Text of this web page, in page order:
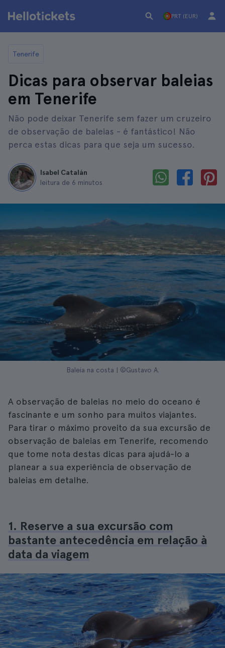
PRT (EUR)
Tenerife
Dicas para observar baleias
em Tenerife
Não pode deixar Tenerife sem fazer um cruzeiro
de observação de baleias - é fantástico! Não
perca estas dicas para que seja um sucesso.
Isabel Catalán
leitura de 6 minutos
Baleia na costa | ©Gustavo A.
A observação de baleias no meio do oceano é
fascinante e um sonho para muitos viajantes.
Para tirar o máximo proveito da sua excursão de
observação de baleias em Tenerife, recomendo
que tome nota destas dicas para ajudá-lo a
planear a sua experiência de observação de
baleias em detalhe.
1. Reserve a sua excursão com
bastante antecedência em relação à
data da viagem